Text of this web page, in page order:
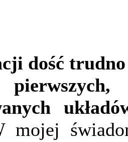
dość
mojej